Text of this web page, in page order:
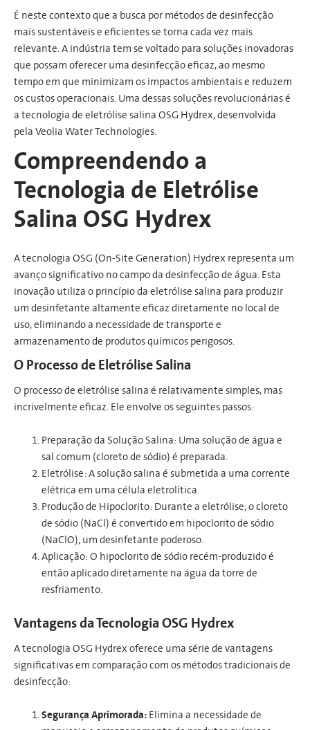
É neste contexto que a busca por métodos de desinfecção
mais sustentáveis e eficientes se torna cada vez mais
relevante. A indústria tem se voltado para soluções inovadoras
que possam oferecer uma desinfecção eficaz, ao mesmo
tempo em que minimizam os impactos ambientais e reduzem
os custos operacionais. Uma dessas soluções revolucionárias é
a tecnologia de eletrólise salina OSG Hydrex, desenvolvida
pela Veolia Water Technologies.
Compreendendo a
Tecnologia de Eletrólise
Salina OSG Hydrex
A tecnologia OSG (On-Site Generation) Hydrex representa um
avanço significativo no campo da desinfecção de água. Esta
inovação utiliza o princípio da eletrólise salina para produzir
um desinfetante altamente eficaz diretamente no local de
uso, eliminando a necessidade de transporte e
armazenamento de produtos químicos perigosos.
O Processo de Eletrólise Salina
O processo de eletrólise salina é relativamente simples, mas
incrivelmente eficaz. Ele envolve os seguintes passos:
Preparação da Solução Salina: Uma solução de água e
sal comum (cloreto de sódio) é preparada.
Eletrólise: A solução salina é submetida a uma corrente
elétrica em uma célula eletrolítica.
Produção de Hipoclorito: Durante a eletrólise, o cloreto
de sódio (NaCl) é convertido em hipoclorito de sódio
(NaClO), um desinfetante poderoso.
Aplicação: O hipoclorito de sódio recém-produzido é
então aplicado diretamente na água da torre de
resfriamento.
Vantagens da Tecnologia OSG Hydrex
A tecnologia OSG Hydrex oferece uma série de vantagens
significativas em comparação com os métodos tradicionais de
desinfecção:
Segurança Aprimorada:Elimina a necessidade de